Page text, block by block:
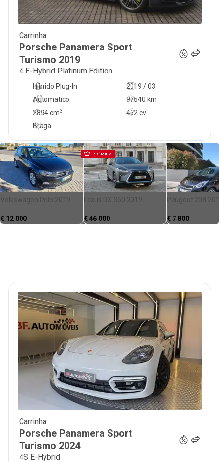
Carrinha
Porsche Panamera Sport
Turismo 2019
4 E-Hybrid Platinum Edition
2019 / 03
Automático
97640 km
462 cv
Híbrido Plug-In
2894cm3
Braga
Volkswagen Polo 2019
€ 12 000
PRÉMIUM
Lexus RX 350 2019
€ 46 000
Peugeot 208
€ 7 800
Carrinha
Porsche Panamera Sport
Turismo 2024
4S E-Hybrid